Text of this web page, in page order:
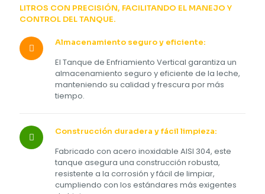
LITROS CON PRECISIÓN, FACILITANDO EL MANEJO Y
CONTROL DEL TANQUE.
Almacenamiento seguro y eficiente:
El Tanque de Enfriamiento Vertical garantiza un
almacenamiento seguro y eficiente de la leche,
manteniendo su calidad y frescura por más
tiempo.
Construcción duradera y fácil limpieza:
Fabricado con acero inoxidable AISI 304, este
tanque asegura una construcción robusta,
resistente a la corrosión y fácil de limpiar,
cumpliendo con los estándares más exigentes